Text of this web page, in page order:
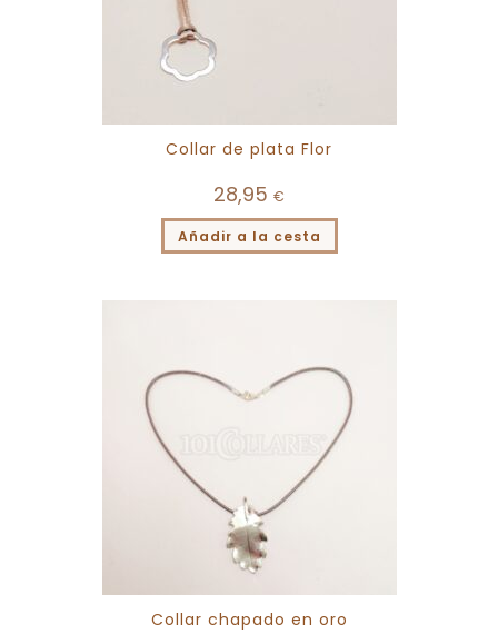
Collar de plata Flor
28,95 €
Añadir a la cesta
Collar chapado en oro